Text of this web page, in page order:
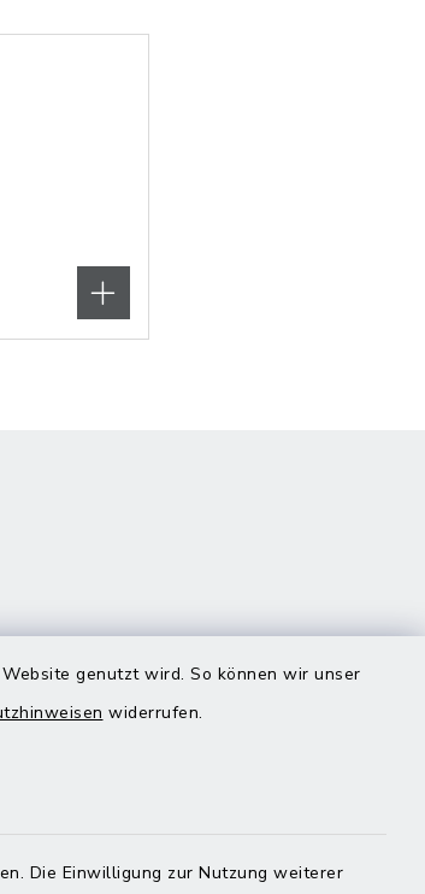
genutzt wird. So können wir unser
widerrufen.
Die Einwilligung zur Nutzung weiterer